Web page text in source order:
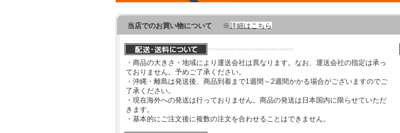
当店でのお買い物について ※詳細はこちら
・商品の大きさ・地域により運送会社は異なります。なお、運送会社の指定は承っ
ておりません。予めご了承ください。
・沖縄・離島は発送後、商品到着まで1週間～2週間かかる場合がございますのでご
了承ください。
・現在海外への発送は行っておりません。商品の発送は日本国内に限らせていただ
きます。
・基本的にご注文後に複数の注文を合わせることはできません。